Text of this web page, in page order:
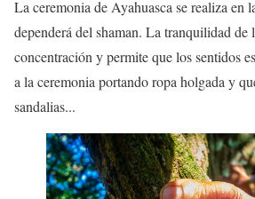
La ceremonia de Ayahuasca se realiza en
dependerá del shaman. La tranquilidad de
concentración y permite que los sentidos
a la ceremonia portando ropa holgada y
sandalias...